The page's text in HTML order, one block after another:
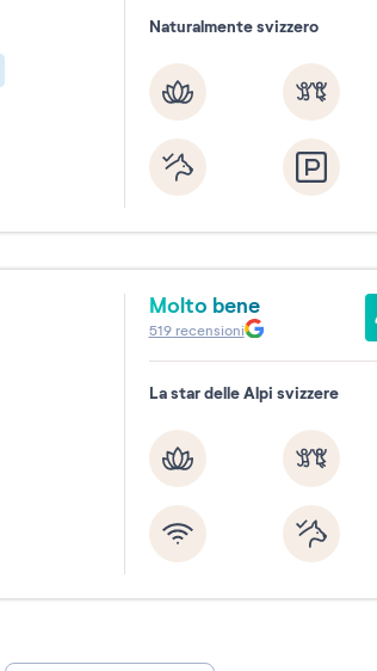
Naturalmente svizzero
Molto bene
519recensioni
La star delle Alpi svizzere